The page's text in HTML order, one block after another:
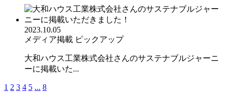
2023.10.05
メディア掲載 ピックアップ
大和ハウス工業株式会社さんのサステナブルジャーニ
ーに掲載いた...
1 2 3 4 5 ... 8